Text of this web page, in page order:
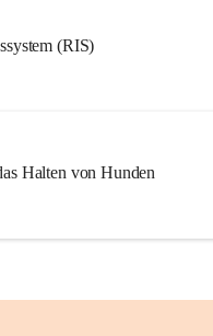
(RIS)
Halten von Hunden